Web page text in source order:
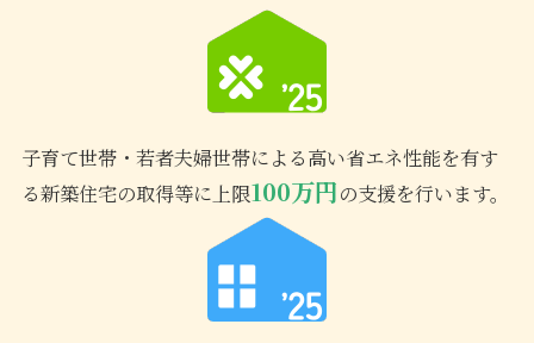
子育て世帯・若者夫婦世帯による高い省エネ性能を有す
る新築住宅の取得等に上限100万円の支援を行います。